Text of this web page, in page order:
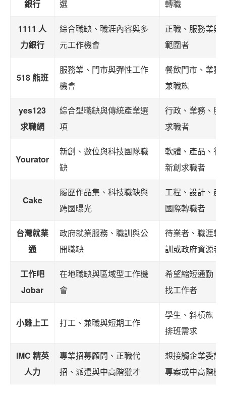
銀行
選
轉職
1111 人
力銀行
綜合職缺、職涯內容與多
元工作機會
正職、服務業與
範圍者
518 熊班
服務業、門市與彈性工作
機會
餐飲門市、業務
兼職族
yes123
求職網
綜合型職缺與傳統產業選
項
行政、業務、服
求職者
Yourator
新創、數位與科技團隊職
缺
軟體、產品、行
新創求職者
Cake
履歷作品集、科技職缺與
跨國曝光
工程、設計、產
國際轉職者
台灣就業
通
政府就業服務、職訓與公
開職缺
待業者、職涯轉
訓或政府資源者
工作吧
Jobar
在地職缺與區域型工作機
會
希望縮短通勤、
找工作者
小雞上工 打工、兼職與短期工作
學生、斜槓族、
排班需求
IMC 精英
人力
專業招募顧問、正職代
招、派遣與中高階獵才
想接觸企業委託
專案或中高階機